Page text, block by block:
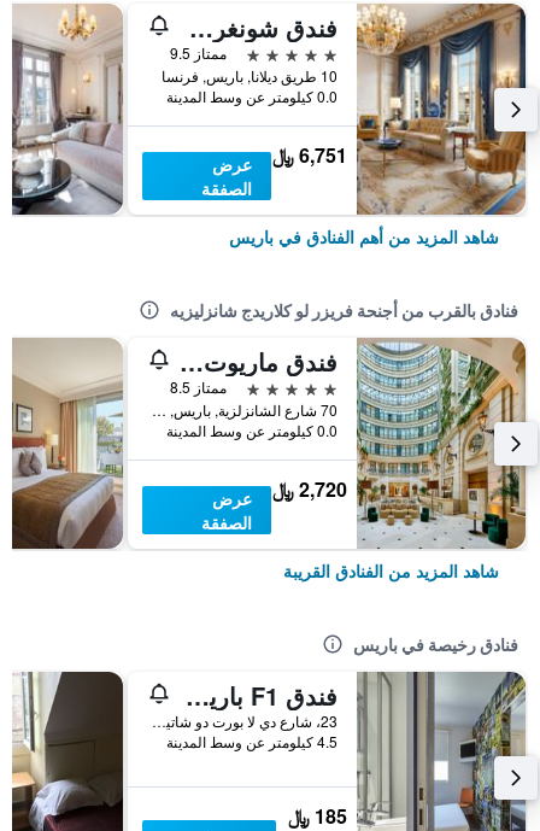
فندق شونغري-لا، باريس
5 نجوم
ممتاز 9.5
10 طريق ديلانا, باريس, فرنسا
0.0 كيلومتر عن وسط المدينة
6,751 ﷼
عرض
الصفقة
شاهد المزيد من أهم الفنادق في باريس
فنادق بالقرب من أجنحة فريزر لو كلاريدج شانزليزيه
فندق ماريوت باريس شانزليزيه
5 نجوم
ممتاز 8.5
70 شارع الشانزلزية, باريس, فرنسا
0.0 كيلومتر عن وسط المدينة
2,720 ﷼
عرض
الصفقة
شاهد المزيد من الفنادق القريبة
فنادق رخيصة في باريس
فندق F1 باريس بورت دو شاتيلون
23، شارع دي لا بورت دو شاتيلون, باريس, فرنسا
4.5 كيلومتر عن وسط المدينة
185 ﷼